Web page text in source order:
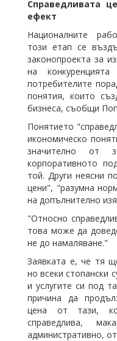
Справедливата
ефект
Националните
този етап се
законопроекта за
на
потребителите
понятия, които
бизнеса, съобщи
Понятието
икономическо
значително от
корпоративното
той. Други неясни
цени", "разумна
на допълнително
"Относно
това може да
не до намаляване."
Заявката е, че тя
но всеки стопански
и услугите си под
причина да
цена от тази,
справедлива,
административно,